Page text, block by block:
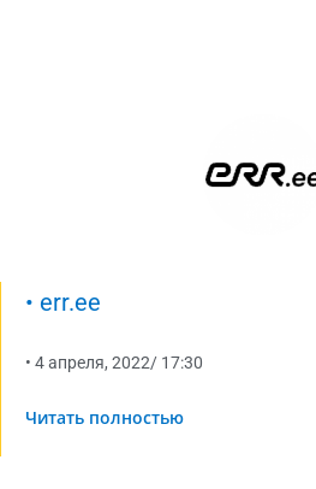
• err.ee
• 4 апреля, 2022/ 17:30
Читать полностью